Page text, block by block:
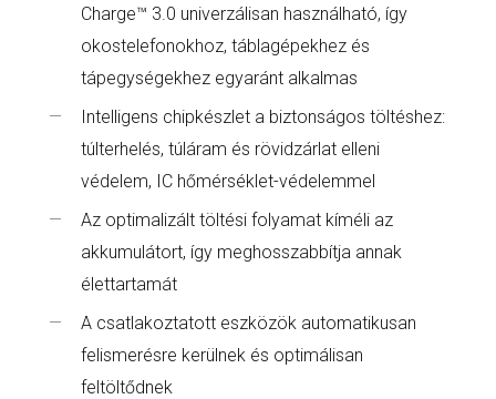
Charge™ 3.0 univerzálisan használható, így
okostelefonokhoz, táblagépekhez és
tápegységekhez egyaránt alkalmas
Intelligens chipkészlet a biztonságos töltéshez:
túlterhelés, túláram és rövidzárlat elleni
védelem, IC hőmérséklet-védelemmel
Az optimalizált töltési folyamat kíméli az
akkumulátort, így meghosszabbítja annak
élettartamát
A csatlakoztatott eszközök automatikusan
felismerésre kerülnek és optimálisan
feltöltődnek